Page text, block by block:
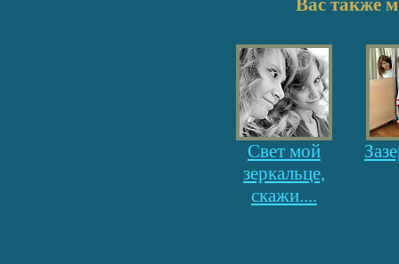
Вас также
Свет мой
зеркальце,
скажи....